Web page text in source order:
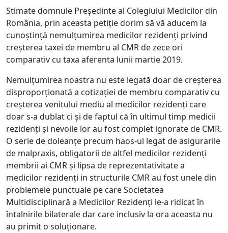
Stimate domnule Președinte al Colegiului Medicilor din
România, prin aceasta petiție dorim să vă aducem la
cunoștință nemulțumirea medicilor rezidenți privind
creșterea taxei de membru al CMR de zece ori
comparativ cu taxa aferenta lunii martie 2019.
Nemulțumirea noastra nu este legată doar de creșterea
disproporționată a cotizației de membru comparativ cu
creșterea venitului mediu al medicilor rezidenți care
doar s-a dublat ci și de faptul că în ultimul timp medicii
rezidenți și nevoile lor au fost complet ignorate de CMR.
O serie de doleanțe precum haos-ul legat de asigurarile
de malpraxis, obligatorii de altfel medicilor rezidenți
membrii ai CMR și lipsa de reprezentativitate a
medicilor rezidenți in structurile CMR au fost unele din
problemele punctuale pe care Societatea
Multidisciplinară a Medicilor Rezidenți le-a ridicat în
întalnirile bilaterale dar care inclusiv la ora aceasta nu
au primit o soluționare.